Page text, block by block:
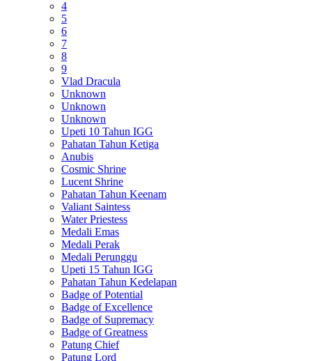
4
5
6
7
8
9
Vlad Dracula
Unknown
Unknown
Unknown
Upeti 10 Tahun IGG
Pahatan Tahun Ketiga
Anubis
Cosmic Shrine
Lucent Shrine
Pahatan Tahun Keenam
Valiant Saintess
Water Priestess
Medali Emas
Medali Perak
Medali Perunggu
Upeti 15 Tahun IGG
Pahatan Tahun Kedelapan
Badge of Potential
Badge of Excellence
Badge of Supremacy
Badge of Greatness
Patung Chief
Patung Lord